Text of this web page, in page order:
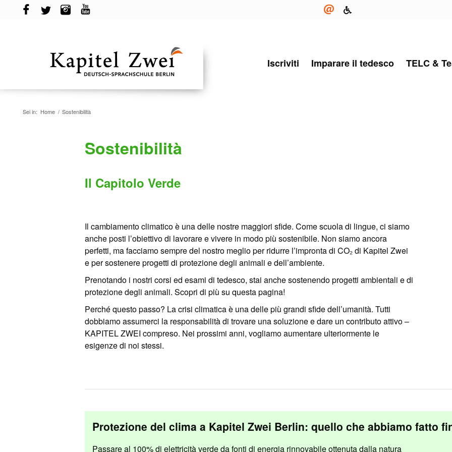
Iscriviti Imparare il tedesco TELC &
Sei in: Home / Sostenibilità
Sostenibilità
Il Capitolo Verde
Il cambiamento climatico è una delle nostre maggiori sfide. Come scuola di lingue, ci siamo
anche posti l’obiettivo di lavorare e vivere in modo più sostenibile. Non siamo ancora
perfetti, ma facciamo sempre del nostro meglio per ridurre l’impronta di CO₂ di Kapitel Zwei
e per sostenere progetti di protezione degli animali e dell’ambiente.
Prenotando i nostri corsi ed esami di tedesco, stai anche sostenendo progetti ambientali e di
protezione degli animali. Scopri di più su questa pagina!
Perché questo passo? La crisi climatica è una delle più grandi sfide dell’umanità. Tutti
dobbiamo assumerci la responsabilità di trovare una soluzione e dare un contributo attivo –
KAPITEL ZWEI compreso. Nei prossimi anni, vogliamo aumentare ulteriormente le
esigenze di noi stessi.
Protezione del clima a Kapitel Zwei Berlin: quello che abbiamo fatto
Passare al 100% di elettricità verde da fonti di energia rinnovabile ottenuta dalla natura